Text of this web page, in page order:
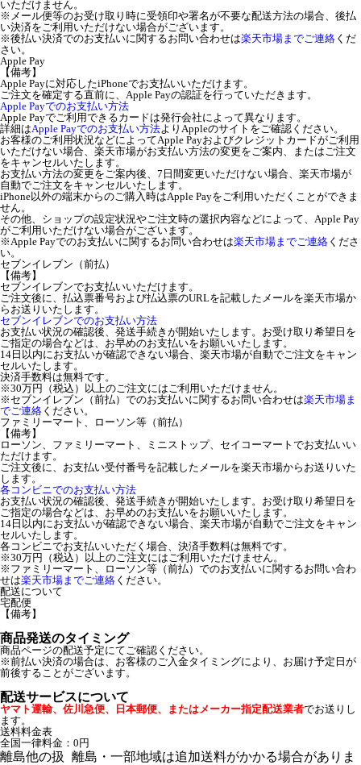
いただけません。
※メール便等のお受け取り時に受領印や署名が不要な配送方法の場合、後払
い決済をご利用いただけない場合がございます。
※後払い決済でのお支払いに関するお問い合わせは楽天市場までご連絡 くだ
さい。
Apple Pay
【備考】
Apple Payに対応したiPhoneでお支払いいただけます。
ご注文を確定する直前に、Apple Payの認証を行っていただきます。
Apple Payでのお支払い方法
Apple Payでご利用できるカードは発行会社によって異なります。
詳細はApple Payでのお支払い方法よりAppleのサイトをご確認ください。
お客様のご利用状況などによってApple Payおよびクレジットカードがご利用
いただけない場合、楽天市場がお支払い方法の変更をご案内、またはご注文
をキャンセルいたします。
お支払い方法の変更をご案内後、7日間変更いただけない場合、楽天市場が
自動でご注文をキャンセルいたします。
iPhone以外の端末からのご購入時はApple Payをご利用いただくことができま
せん。
その他、ショップの設定状況やご注文時の選択内容などによって、Apple Pay
がご利用いただけない場合がございます。
※Apple Payでのお支払いに関するお問い合わせは楽天市場までご連絡 くださ
い。
セブンイレブン（前払）
【備考】
セブンイレブンでお支払いいただけます。
ご注文後に、払込票番号および払込票のURLを記載したメールを楽天市場か
らお送りいたします。
セブンイレブンでのお支払い方法
お支払い状況の確認後、発送手続きが開始いたします。お受け取り希望日を
ご指定の場合などは、お早めのお支払いをお願いいたします。
14日以内にお支払いが確認できない場合、楽天市場が自動でご注文をキャン
セルいたします。
決済手数料は無料です。
※30万円（税込）以上のご注文にはご利用いただけません。
※セブンイレブン（前払）でのお支払いに関するお問い合わせは楽天市場ま
でご連絡 ください。
ファミリーマート、ローソン等（前払）
【備考】
ローソン、ファミリーマート、ミニストップ、セイコーマートでお支払いい
ただけます。
ご注文後に、お支払い受付番号を記載したメールを楽天市場からお送りいた
します。
各コンビニでのお支払い方法
お支払い状況の確認後、発送手続きが開始いたします。お受け取り希望日を
ご指定の場合などは、お早めのお支払いをお願いいたします。
14日以内にお支払いが確認できない場合、楽天市場が自動でご注文をキャン
セルいたします。
各コンビニでお支払いいただく場合、決済手数料は無料です。
※30万円（税込）以上のご注文にはご利用いただけません。
※ファミリーマート、ローソン等（前払）でのお支払いに関するお問い合わ
せは楽天市場までご連絡 ください。
配送について
宅配便
【備考】
商品発送のタイミング
商品ページの配送予定にてご確認ください。
※前払い決済の場合は、お客様のご入金タイミングにより、お届け予定日が
前後することがございます。
配送サービスについて
ヤマト運輸、佐川急便、日本郵便、またはメーカー指定配送業者でお送りし
ます。
送料料金表
全国一律料金：0円
離島他の扱
離島・一部地域は追加送料がかかる場合がありま